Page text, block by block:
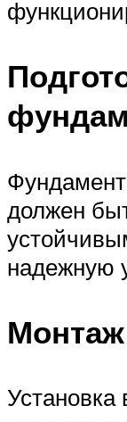
должен
надежную
Установка